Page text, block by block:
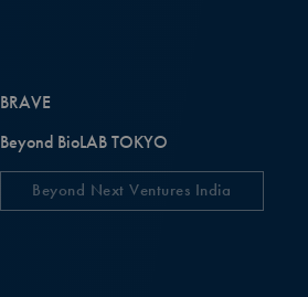
BRAVE
Beyond BioLAB TOKYO
Beyond Next Ventures India